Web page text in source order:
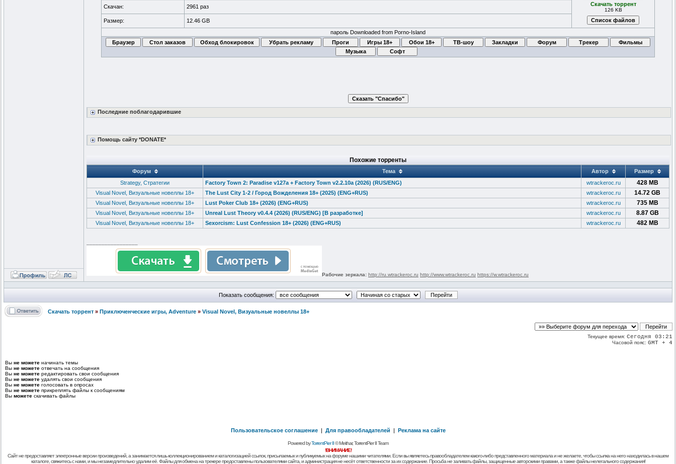
Скачать торрент
126 KB
Скачан: 2961 раз
Размер:
12.46 GB
пароль Downloaded from Porno-Island
Последние поблагодарившие
Помощь сайту *DONATE*
Похожие торренты
Форум Тема Автор
Размер
Strategy, Стратегии
Factory Town 2: Paradise v127a + Factory Town v2.2.10a (2026) (RUS/ENG) wtrackeroc.ru 428 MB
Visual Novel, Визуальные новеллы 18+ The Lust City 1-2 / Город Вожделения 18+ (2025) (ENG+RUS) wtrackeroc.ru 14.72 GB
Visual Novel, Визуальные новеллы 18+ Lust Poker Club 18+ (2026) (ENG+RUS) wtrackeroc.ru 735 MB
Visual Novel, Визуальные новеллы 18+ Unreal Lust Theory v0.4.4 (2026) (RUS/ENG) [В разработке] wtrackeroc.ru 8.87 GB
Visual Novel, Визуальные новеллы 18+ Sexorcism: Lust Confession 18+ (2026) (ENG+RUS) wtrackeroc.ru 482 MB
Рабочие зеркала: http://ru.wtrackeroc.ru http://www.wtrackeroc.ru https://w.wtrackeroc.ru
Показать сообщения:
Скачать торрент » Приключенческие игры, Adventure » Visual Novel, Визуальные новеллы 18+
Текущее время: Сегодня 03:21
Часовой пояс: GMT + 4
Вы не можете начинать темы
Вы не можете отвечать на сообщения
Вы не можете редактировать свои сообщения
Вы не можете удалять свои сообщения
Вы не можете голосовать в опросах
Вы не можете прикреплять файлы к сообщениям
Вы можете скачивать файлы
Пользовательское соглашение | Для правообладателей | Реклама на сайте
Powered byTorrentPier II© Meithar, TorrentPier II Team
!ВНИМАНИЕ!
Сайт не предоставляет электронные версии произведений, а занимается лишь коллекционированием и каталогизацией ссылок, присылаемых и публикуемых на форуме нашими читателями. Если вы являетесь правообладателем какого-либо представленного материала и не желаете, чтобы ссылка на него находилась в нашем
каталоге, свяжитесь с нами, и мы незамедлительно удалим её. Файлы для обмена на трекере предоставлены пользователями сайта, и администрация не несёт ответственности за их содержание. Просьба не заливать файлы, защищенные авторскими правами, а также файлы нелегального содержания!